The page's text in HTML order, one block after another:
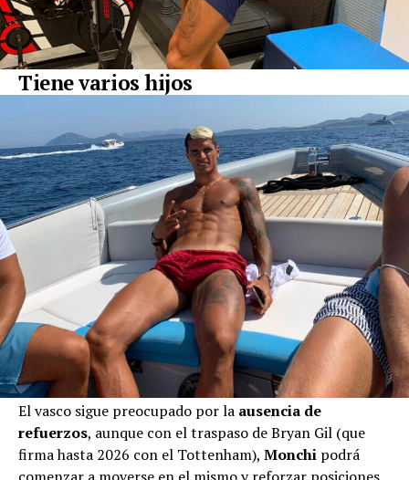
Tiene varios hijos
El vasco sigue preocupado por la ausencia de
refuerzos, aunque con el traspaso de Bryan Gil (que
firma hasta 2026 con el Tottenham), Monchi podrá